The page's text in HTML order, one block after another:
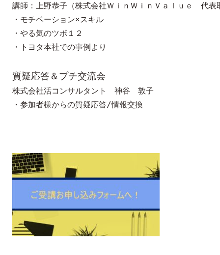
講師：上野恭子（株式会社ＷｉｎＷｉｎＶａｌｕｅ　代
・モチベーション×スキル
・やる気のツボ１２
・トヨタ本社での事例より
質疑応答＆プチ交流会
株式会社活コンサルタント　神谷　敦子